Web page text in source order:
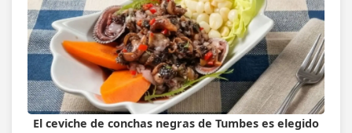
El ceviche de conchas negras de Tumbes es elegido